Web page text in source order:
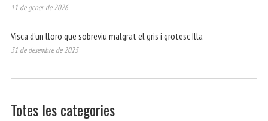
11 de gener de 2026
Visca d’un lloro que sobreviu malgrat el gris i grotesc Illa
31 de desembre de 2025
Totes les categories